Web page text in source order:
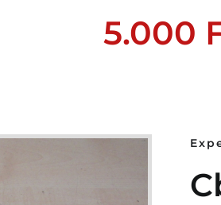
5.000